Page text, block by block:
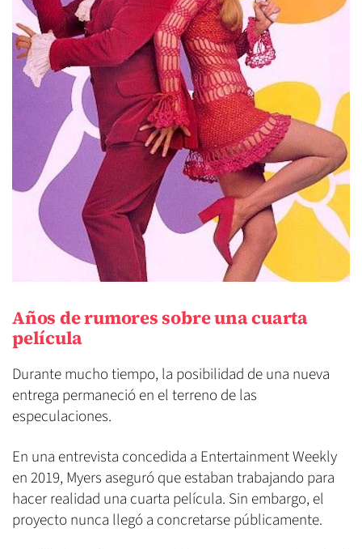
Años de rumores sobre una cuarta
película
Durante mucho tiempo, la posibilidad de una nueva
entrega permaneció en el terreno de las
especulaciones.
En una entrevista concedida a Entertainment Weekly
en 2019, Myers aseguró que estaban trabajando para
hacer realidad una cuarta película. Sin embargo, el
proyecto nunca llegó a concretarse públicamente.